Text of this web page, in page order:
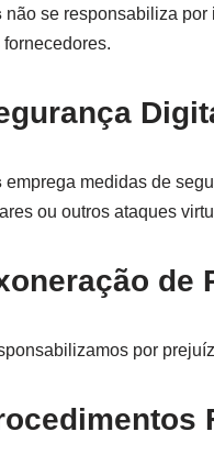
não se responsabiliza por
emprega medidas de
ou outros ataques
de
por